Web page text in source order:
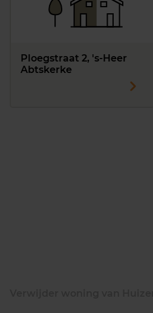
Ploegstraat 2, 's-Heer
Abtskerke